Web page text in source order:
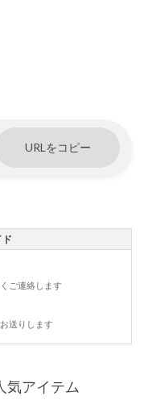
URLをコピー
ご連絡します
送りします
気アイテム